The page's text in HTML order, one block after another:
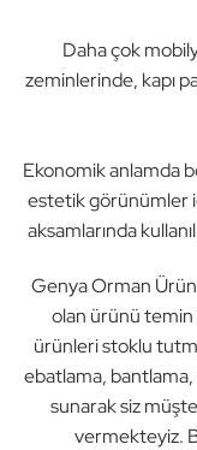
Daha çok
zeminlerinde, kapı
Ekonomik anlamda
estetik görünümler
aksamlarında
Genya Orman
olan ürünü
ürünleri stoklu
ebatlama,
sunarak siz
vermekteyiz.